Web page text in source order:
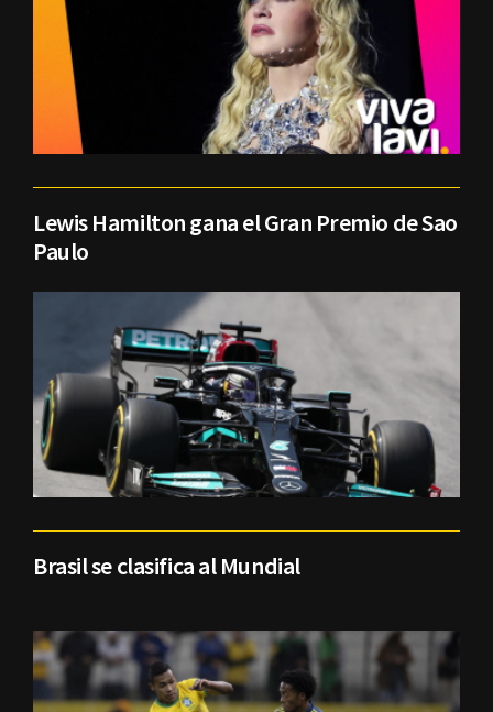
Lewis Hamilton gana el Gran Premio de Sao
Paulo
Brasil se clasifica al Mundial